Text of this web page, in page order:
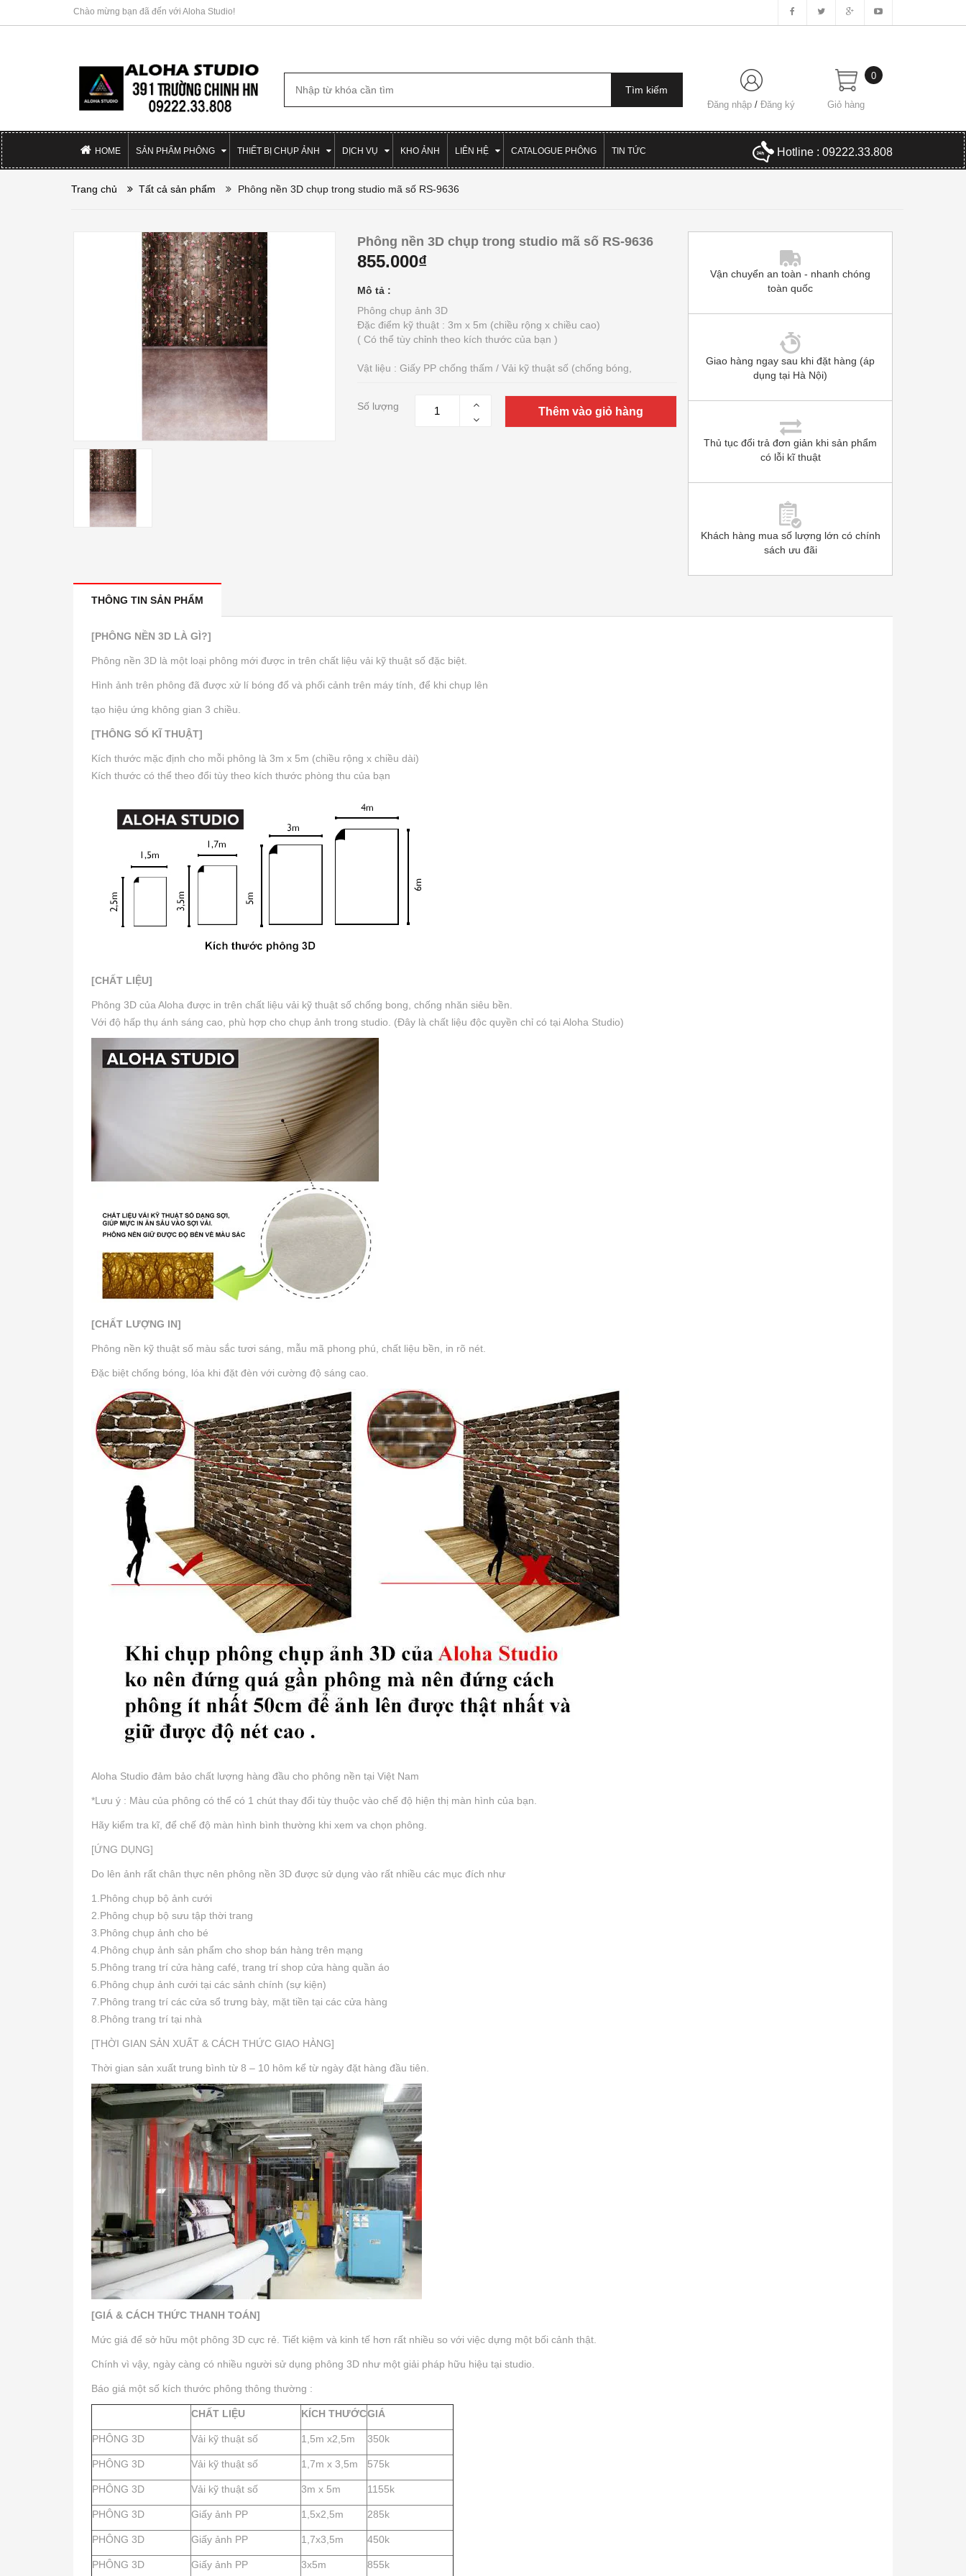
Chào mừng bạn đã đến với Aloha Studio!
Đăng nhập /Đăng ký Giỏ hàng
0
HOME SẢN PHẨM PHÔNG THIẾT BỊ CHỤP ẢNH DỊCH VỤ KHO ẢNH LIÊN HỆ CATALOGUE PHÔNG TIN TỨC Hotline : 09222.33.808
Trang chủ Tất cả sản phẩm Phông nền 3D chụp trong studio mã số RS-9636
Phông nền 3D chụp trong studio mã số RS-9636
855.000₫
Mô tả :
Phông chụp ảnh 3D
Đặc điểm kỹ thuật : 3m x 5m (chiều rộng x chiều cao)
( Có thể tùy chỉnh theo kích thước của bạn )
Vật liệu : Giấy PP chống thấm / Vải kỹ thuật số (chống bóng,
Số lượng Thêm vào giỏ hàng
Vận chuyển an toàn - nhanh chóng
toàn quốc
Giao hàng ngay sau khi đặt hàng (áp
dụng tại Hà Nội)
Thủ tục đổi trả đơn giản khi sản phẩm
có lỗi kĩ thuật
Khách hàng mua số lượng lớn có chính
sách ưu đãi
THÔNG TIN SẢN PHẨM
[PHÔNG NỀN 3D LÀ GÌ?]
Phông nền 3D là một loại phông mới được in trên chất liệu vải kỹ thuật số đặc biệt.
Hình ảnh trên phông đã được xử lí bóng đổ và phối cảnh trên máy tính, để khi chụp lên
tạo hiệu ứng không gian 3 chiều.
[THÔNG SỐ KĨ THUẬT]
Kích thước mặc định cho mỗi phông là 3m x 5m (chiều rộng x chiều dài)
Kích thước có thể theo đổi tùy theo kích thước phòng thu của bạn
[CHẤT LIỆU]
Phông 3D của Aloha được in trên chất liệu vải kỹ thuật số chống bong, chống nhăn siêu bền.
Với độ hấp thụ ánh sáng cao, phù hợp cho chụp ảnh trong studio. (Đây là chất liệu độc quyền chỉ có tại Aloha Studio)
[CHẤT LƯỢNG IN]
Phông nền kỹ thuật số màu sắc tươi sáng, mẫu mã phong phú, chất liệu bền, in rõ nét.
Đặc biệt chống bóng, lóa khi đặt đèn với cường độ sáng cao.
Aloha Studio đảm bảo chất lượng hàng đầu cho phông nền tại Việt Nam
*Lưu ý : Màu của phông có thể có 1 chút thay đổi tùy thuộc vào chế độ hiện thị màn hình của bạn.
Hãy kiểm tra kĩ, để chế độ màn hình bình thường khi xem va chọn phông.
[ỨNG DỤNG]
Do lên ảnh rất chân thực nên phông nền 3D được sử dụng vào rất nhiều các mục đích như
1.Phông chụp bộ ảnh cưới
2.Phông chụp bộ sưu tập thời trang
3.Phông chụp ảnh cho bé
4.Phông chụp ảnh sản phẩm cho shop bán hàng trên mạng
5.Phông trang trí cửa hàng café, trang trí shop cửa hàng quần áo
6.Phông chụp ảnh cưới tại các sảnh chính (sự kiện)
7.Phông trang trí các cửa sổ trưng bày, mặt tiền tại các cửa hàng
8.Phông trang trí tại nhà
[THỜI GIAN SẢN XUẤT & CÁCH THỨC GIAO HÀNG]
Thời gian sản xuất trung bình từ 8 – 10 hôm kể từ ngày đặt hàng đầu tiên.
[GIÁ & CÁCH THỨC THANH TOÁN]
Mức giá để sở hữu một phông 3D cực rẻ. Tiết kiệm và kinh tế hơn rất nhiều so với việc dựng một bối cảnh thật.
Chính vì vậy, ngày càng có nhiều người sử dụng phông 3D như một giải pháp hữu hiệu tại studio.
Báo giá một số kích thước phông thông thường :
CHẤT LIỆU KÍCH THƯỚCGIÁ
PHÔNG 3D Vải kỹ thuật số 1,5m x2,5m 350k
PHÔNG 3D Vải kỹ thuật số 1,7m x 3,5m 575k
PHÔNG 3D Vải kỹ thuật số 3m x 5m 1155k
PHÔNG 3D Giấy ảnh PP 1,5x2,5m 285k
PHÔNG 3D Giấy ảnh PP 1,7x3,5m 450k
PHÔNG 3D Giấy ảnh PP 3x5m 855k